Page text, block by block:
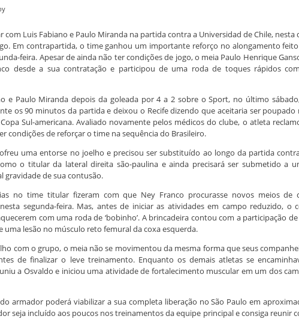
com Luis Fabiano e Paulo Miranda na partida contra a Universidad de Chile, nesta
Em contrapartida, o time ganhou um importante reforço no alongamento
feira. Apesar de ainda não ter condições de jogo, o meia Paulo Henrique
desde a sua contratação e participou de uma roda de toques rápidos
e Paulo Miranda depois da goleada por 4 a 2 sobre o Sport, no último
os 90 minutos da partida e deixou o Recife dizendo que aceitaria ser
Sul-americana. Avaliado novamente pelos médicos do clube, o atleta
condições de reforçar o time na sequência do Brasileiro.
uma entorse no joelho e precisou ser substituído ao longo da partida
o titular da lateral direita são-paulina e ainda precisará ser submetido a
gravidade de sua contusão.
no time titular fizeram com que Ney Franco procurasse novos meios de
segunda-feira. Mas, antes de iniciar as atividades em campo reduzido, o
com uma roda de ‘bobinho’. A brincadeira contou com a participação
lesão no músculo reto femural da coxa esquerda.
com o grupo, o meia não se movimentou da mesma forma que seus
de finalizar o leve treinamento. Enquanto os demais atletas se
a Osvaldo e iniciou uma atividade de fortalecimento muscular em um dos
armador poderá viabilizar a sua completa liberação no São Paulo em
seja incluído aos poucos nos treinamentos da equipe principal e consiga reunir